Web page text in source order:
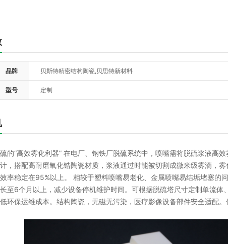
品牌 贝斯特精密结构陶瓷,贝思特新材料
型号 定制
的“高效雾化利器” 在电厂、钢铁厂脱硫系统中，喷嘴需将脱硫浆液高
，搭配高耐磨氧化锆陶瓷材质，浆液通过时能被切割成微米级雾滴，
率稳定在95%以上。 相较于塑料喷嘴易老化、金属喷嘴易结垢堵塞的
至6个月以上，减少设备停机维护时间。可根据脱硫塔尺寸定制单流体
环保运维成本。结构陶瓷，无磁无污染，医疗影像设备部件安全适配